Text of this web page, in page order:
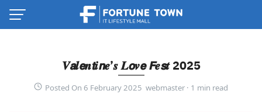
Skip
𝑽𝙖𝒍𝙚𝒏𝙩𝒊𝙣𝒆’𝒔 𝑳𝙤𝒗𝙚 𝙁𝒆𝙨𝒕 2025
Posted On 6 February 2025 webmaster ·